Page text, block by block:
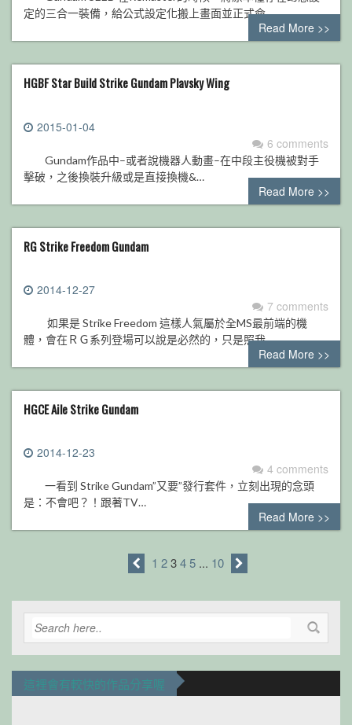
定的三合一裝備，給公式設定化搬上畫面並正式命…
Read More >>
HGBF Star Build Strike Gundam Plavsky Wing
2015-01-04
6 comments
Gundam作品中–或者說機器人動畫–在中段主役機被對手
擊破，之後換裝升級或是直接換機&…
Read More >>
RG Strike Freedom Gundam
2014-12-27
7 comments
如果是 Strike Freedom 這樣人氣屬於全MS最前端的機
體，會在ＲＧ系列登場可以說是必然的，只是照我…
Read More >>
HGCE Aile Strike Gundam
2014-12-23
4 comments
一看到 Strike Gundam”又要”發行套件，立刻出現的念頭
是：不會吧？！跟著TV…
Read More >>
1 2345 ... 10
這裡會有較快的作品分享喔